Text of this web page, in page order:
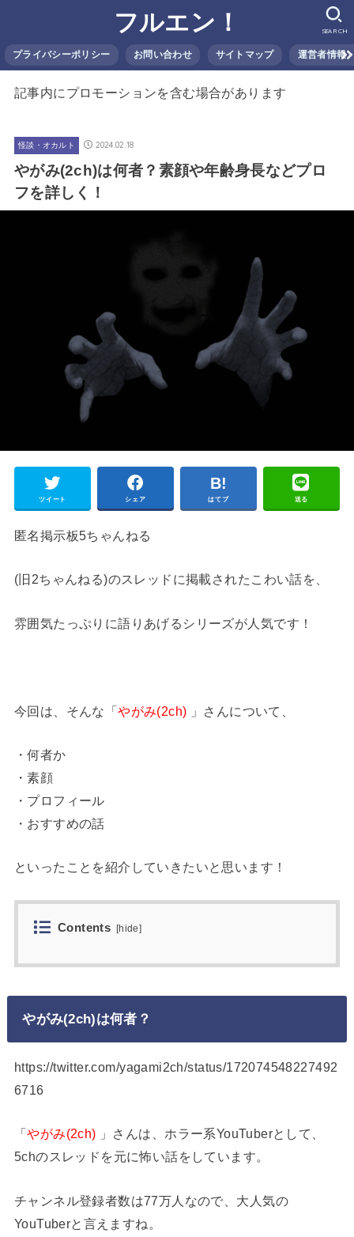
フルエン！
プライバシーポリシー お問い合わせ サイトマップ 運営者情報
SEARCH
記事内にプロモーションを含む場合があります
怪談・オカルト 2024.02.18
やがみ(2ch)は何者？素顔や年齢身長などプロ
フを詳しく！
ツイート シェア はてブ 送る
匿名掲示板5ちゃんねる
(旧2ちゃんねる)のスレッドに掲載されたこわい話を、
雰囲気たっぷりに語りあげるシリーズが人気です！
今回は、そんな「やがみ(2ch) 」さんについて、
・何者か
・素顔
・プロフィール
・おすすめの話
といったことを紹介していきたいと思います！
Contents [hide]
やがみ(2ch)は何者？
https://twitter.com/yagami2ch/status/172074548227492
6716
「やがみ(2ch) 」さんは、ホラー系YouTuberとして、
5chのスレッドを元に怖い話をしています。
チャンネル登録者数は77万人なので、大人気の
YouTuberと言えますね。